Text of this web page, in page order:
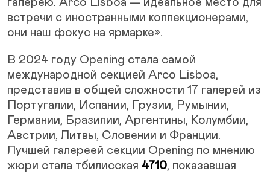
галерею. Arco Lisboa — идеальное место для
встречи с иностранными коллекционерами,
они наш фокус на ярмарке».
В 2024 году Opening стала самой
международной секцией Arco Lisboa,
представив в общей сложности 17 галерей из
Португалии, Испании, Грузии, Румынии,
Германии, Бразилии, Аргентины, Колумбии,
Австрии, Литвы, Словении и Франции.
Лучшей галереей секции Opening по мнению
жюри стала тбилисская 4710, показавшая